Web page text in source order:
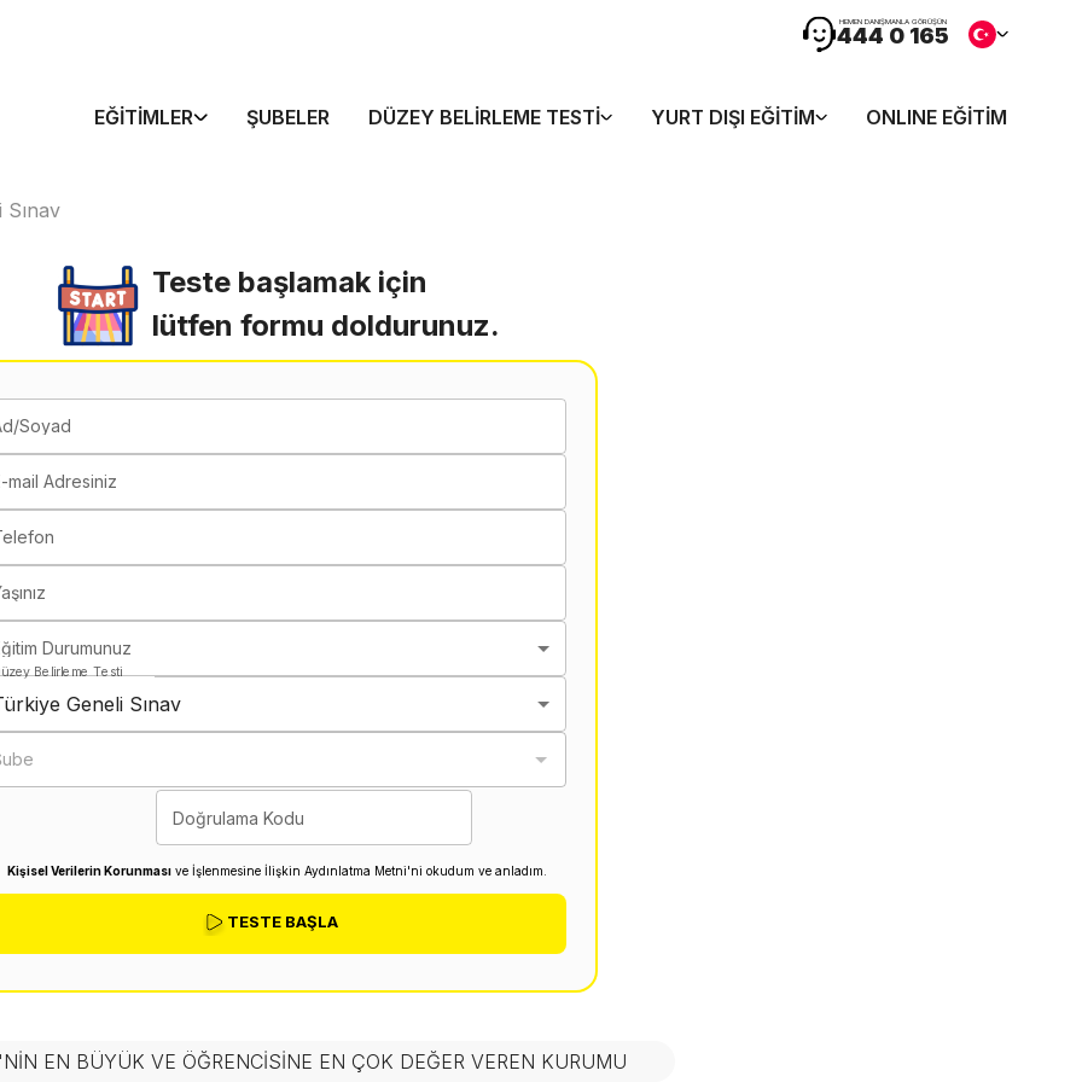
HEMEN DANIŞMANLA GÖRÜŞÜN
444 0 165
EĞITIMLER ŞUBELER DÜZEY BELIRLEME TESTI YURT DIŞI EĞITIM ONLINE EĞITIM
Teste başlamak için
lütfen formu doldurunuz.
Soyad
mail Adresiniz
Durumunuz
Belirleme Testi
Geneli Sınav
Doğrulama Kodu
Kişisel Verilerin Korunması ve İşlenmesine İlişkin Aydınlatma Metni'ni okudum ve anladım.
TESTE BAŞLA
EN BÜYÜK VE ÖĞRENCISINE EN ÇOK DEĞER VEREN KURUMU